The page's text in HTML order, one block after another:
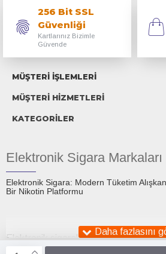
256 Bit SSL
Güvenliği
Kartlarınız Bizimle
Güvende
MÜŞTERİ İŞLEMLERİ
MÜŞTERİ HİZMETLERİ
KATEGORİLER
Elektronik Sigara Markaları
Elektronik Sigara: Modern Tüketim
Bir Nikotin Platformu
Elektronik sigaralar, son on yıl içinde